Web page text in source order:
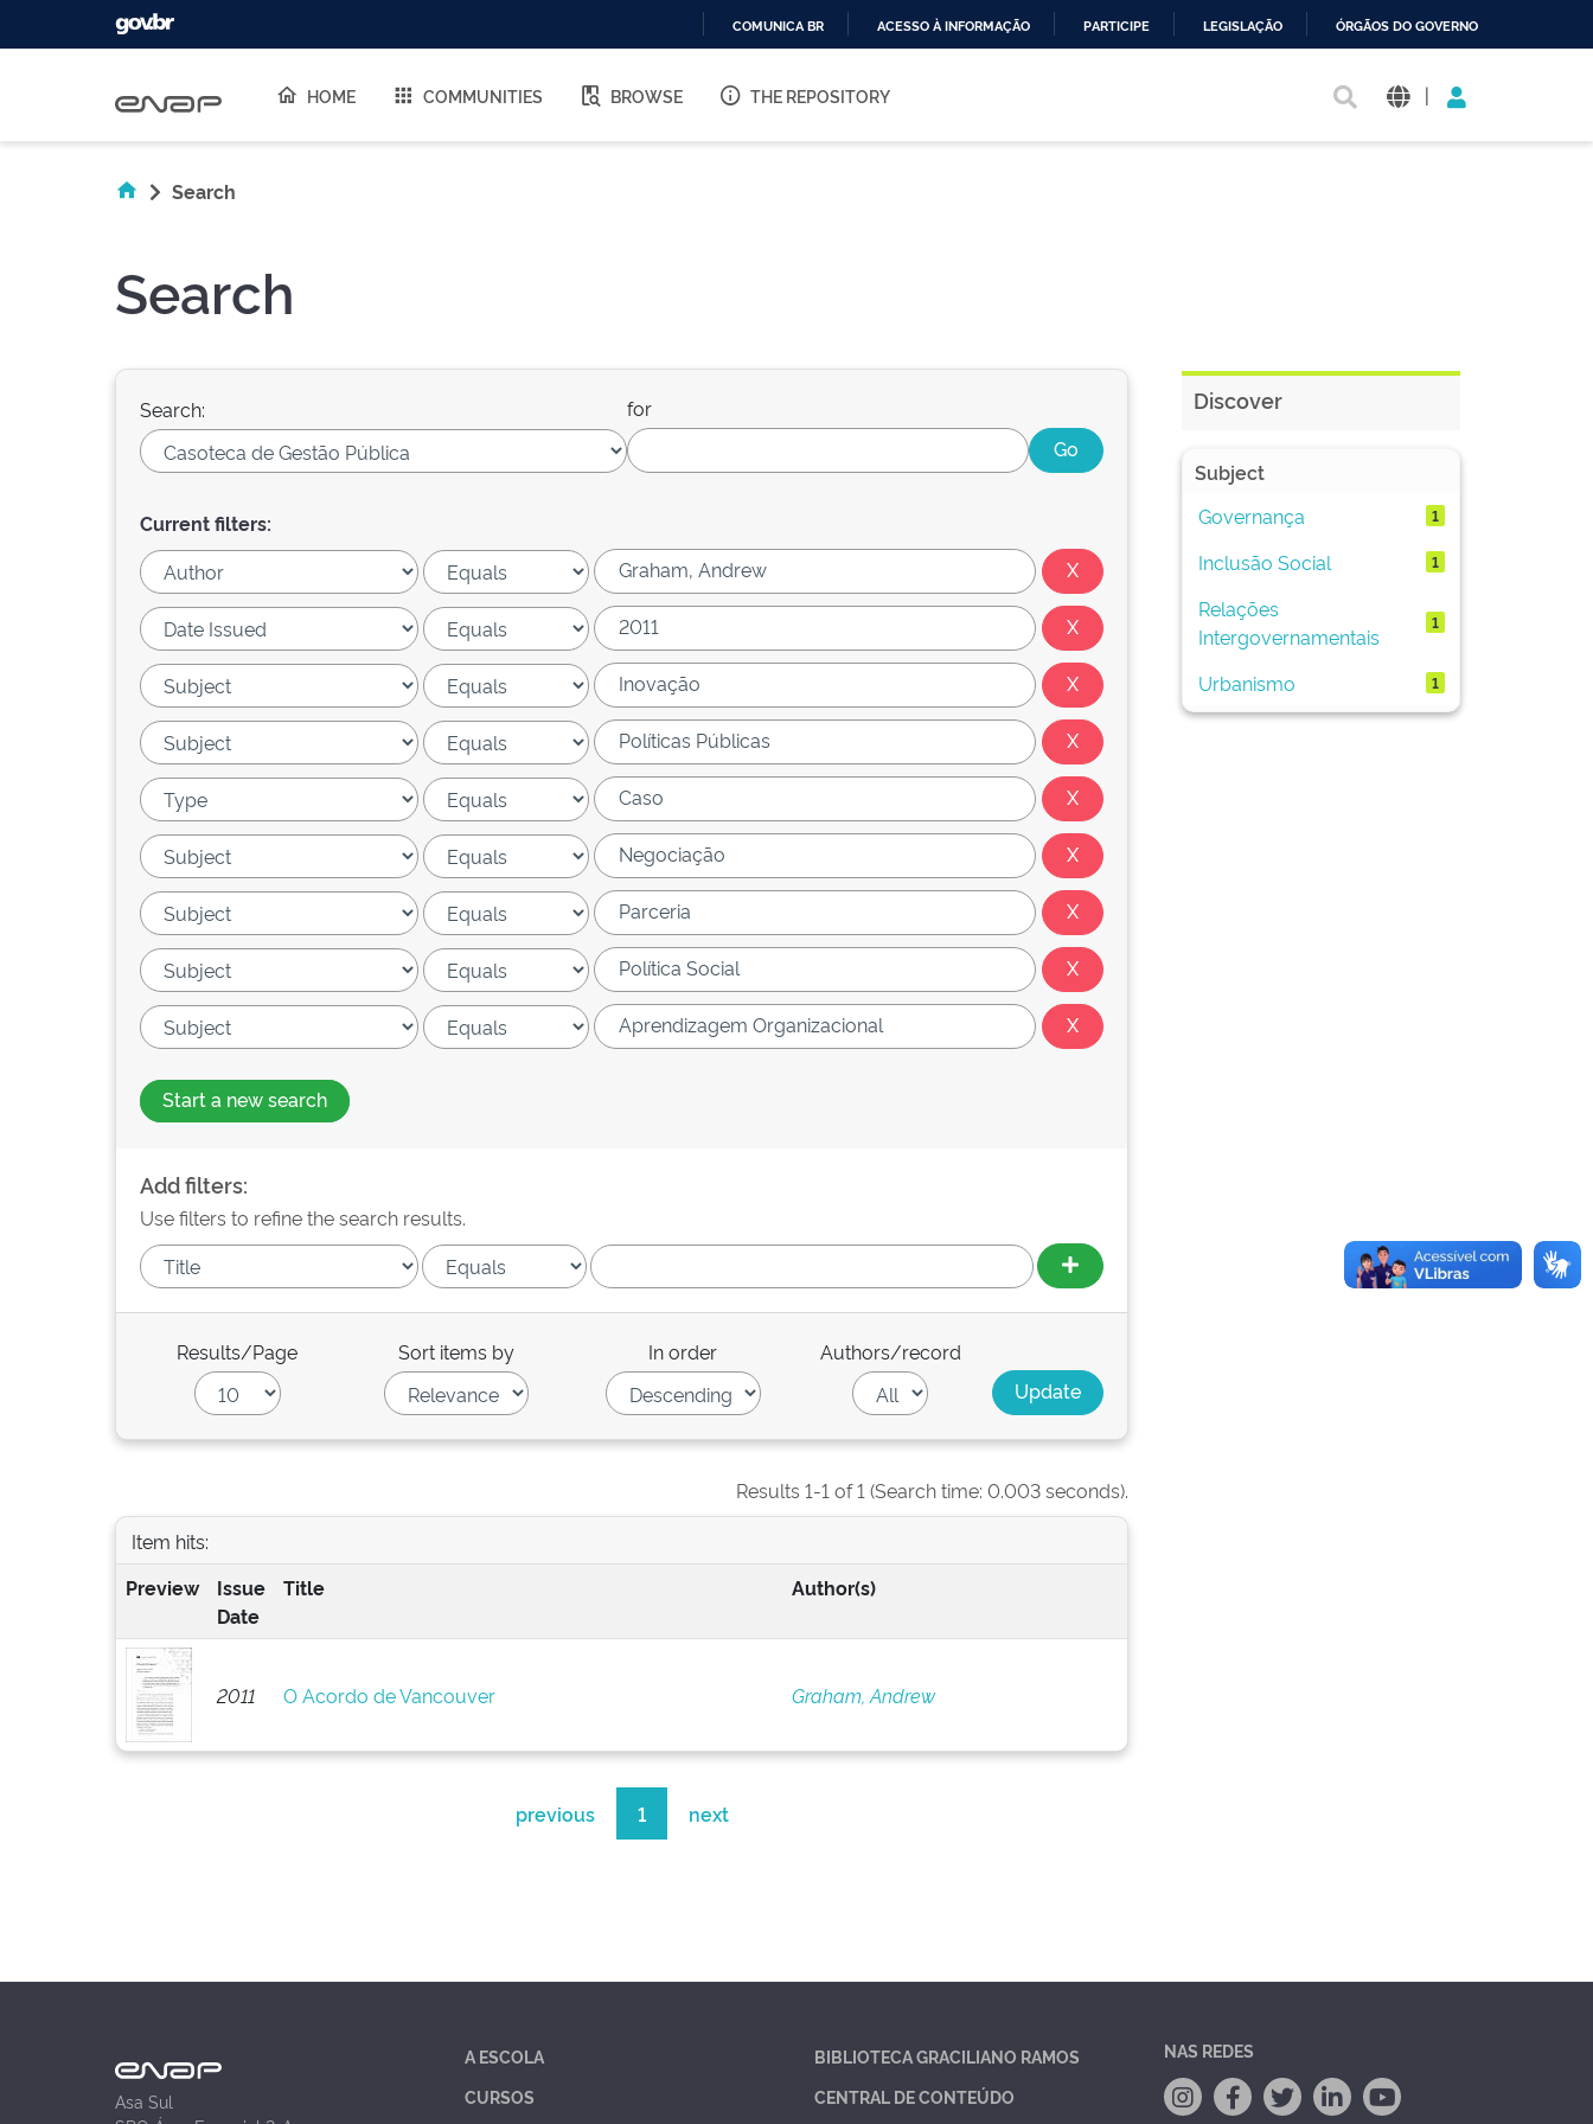
O
COMUNICA BR ACESSO À INFORMAÇÃO PARTICIPE LEGISLAÇÃO ÓRGÃOS DO GOVERNO
HOME COMMUNITIES BROWSE THE REPOSITORY |
Search
Search
Search: for
Current filters:
Start a new search
Add filters:
Use filters to refine the search results.
Results/Page Sort items by In order Authors/record
Results 1-1 of 1 (Search time: 0.003 seconds).
Item hits:
Preview
Issue
Date
Title Author(s)
2011 O Acordo de Vancouver Graham, Andrew
previous 1 next
Discover
Subject
Governança
1
Inclusão Social 1
Relações
Intergovernamentais
1
Urbanismo 1
Asa Sul
A ESCOLA
CURSOS
BIBLIOTECA GRACILIANO RAMOS
CENTRAL DE CONTEÚDO
NAS REDES